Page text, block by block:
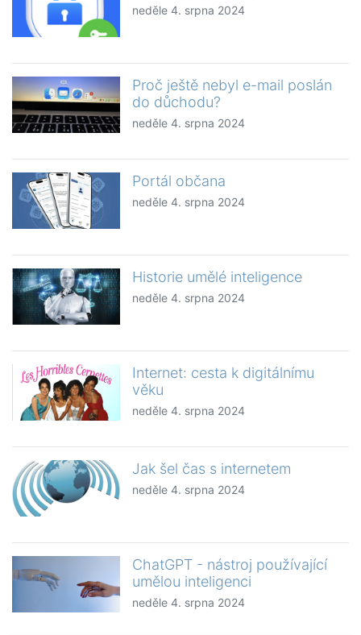
neděle 4. srpna 2024
Proč ještě nebyl e-mail poslán
do důchodu?
neděle 4. srpna 2024
Portál občana
neděle 4. srpna 2024
Historie umělé inteligence
neděle 4. srpna 2024
Internet: cesta k digitálnímu
věku
neděle 4. srpna 2024
Jak šel čas s internetem
neděle 4. srpna 2024
ChatGPT - nástroj používající
umělou inteligenci
neděle 4. srpna 2024